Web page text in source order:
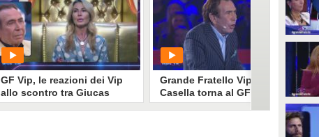
PLAY
22 Mediaset
GF Vip, le reazioni dei Vip
allo scontro tra Giucas
Casella e Nathaly
PLAY
4123 • di Mediaset
Grande Fratello Vip, Giucas
Casella torna al GF Vip per
il confronto con Attilio